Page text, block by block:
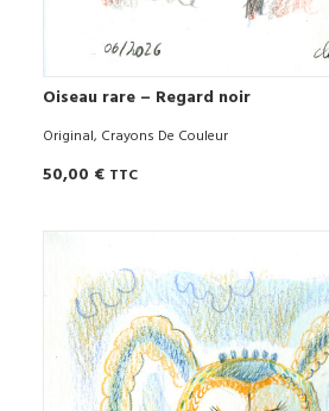
AJOUTER AU PANIER
Oiseau rare – Regard noir
Original, Crayons De Couleur
50,00 € TTC